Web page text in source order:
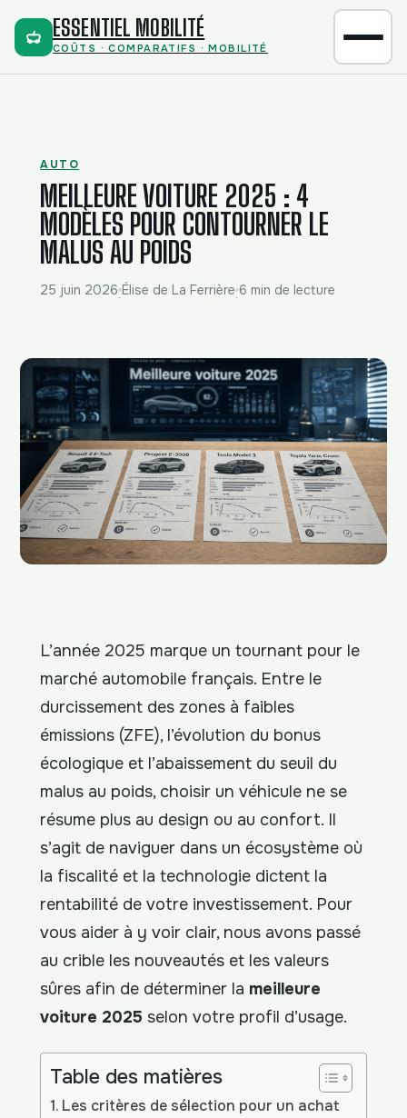
ESSENTIEL MOBILITÉ
COÛTS · COMPARATIFS · MOBILITÉ
AUTO
MEILLEURE VOITURE 2025 : 4
MODÈLES POUR CONTOURNER LE
MALUS AU POIDS
25 juin 2026·Élise de La Ferrière·6 min de lecture
L’année 2025 marque un tournant pour le
marché automobile français. Entre le
durcissement des zones à faibles
émissions (ZFE), l’évolution du bonus
écologique et l’abaissement du seuil du
malus au poids, choisir un véhicule ne se
résume plus au design ou au confort. Il
s’agit de naviguer dans un écosystème où
la fiscalité et la technologie dictent la
rentabilité de votre investissement. Pour
vous aider à y voir clair, nous avons passé
au crible les nouveautés et les valeurs
sûres afin de déterminer la meilleure
voiture 2025 selon votre profil d’usage.
Table des matières
Les critères de sélection pour un achat